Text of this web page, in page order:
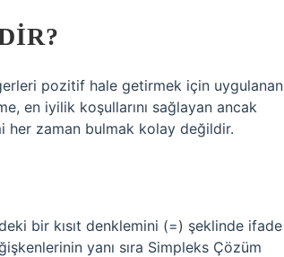
pozitif hale getirmek için uygulanan
en iyilik koşullarını sağlayan ancak
her zaman bulmak kolay değildir.
bir kısıt denklemini (=) şeklinde ifade
yanı sıra Simpleks Çözüm